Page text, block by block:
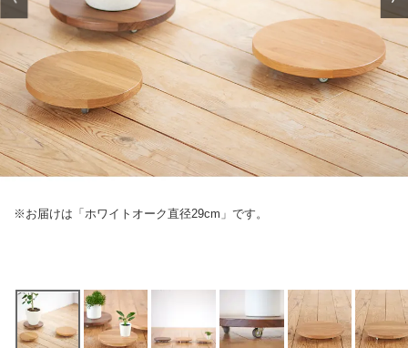
※お届けは「ホワイトオーク直径29cm」です。